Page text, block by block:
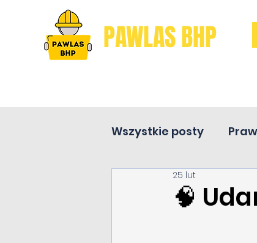
PAWLAS BHP
Wszystkie posty
Pierwsza pomoc
🧠
25 lut